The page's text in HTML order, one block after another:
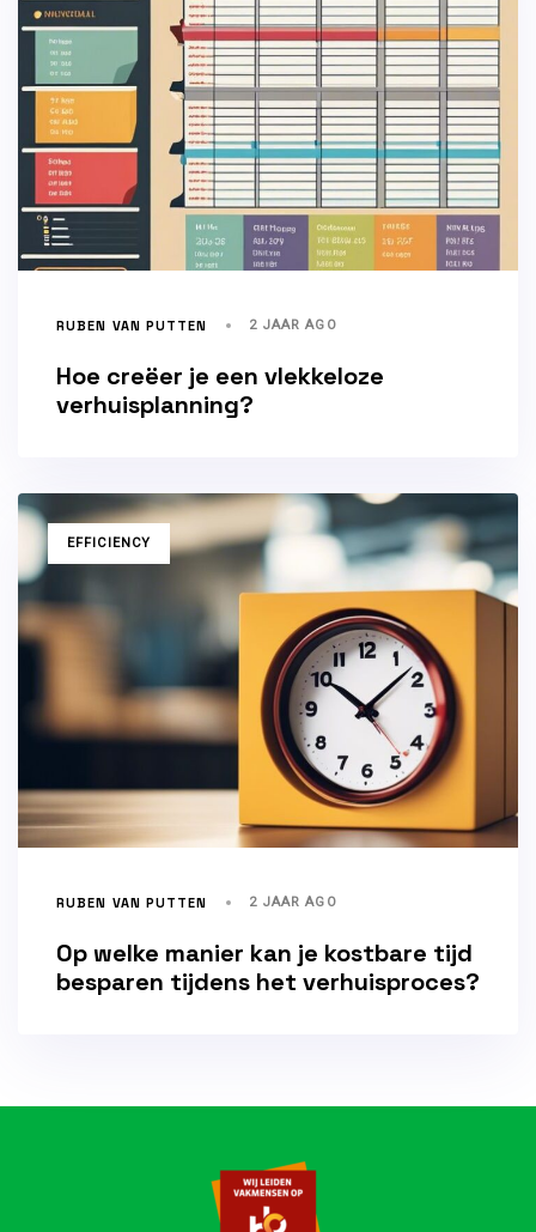
RUBEN VAN PUTTEN 2 JAAR AGO
Hoe creëer je een vlekkeloze
verhuisplanning?
TAGSEFFICIENCY
RUBEN VAN PUTTEN 2 JAAR AGO
Op welke manier kan je kostbare tijd
besparen tijdens het verhuisproces?